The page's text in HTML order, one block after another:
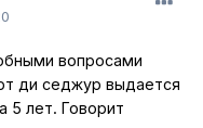
вопросами
ди седжур выдается
5 лет. Говорит